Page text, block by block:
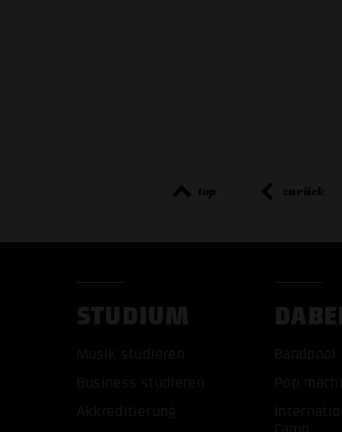
top zurück
STUDIUM
Musik studieren
Business studieren
Akkreditierung
Bandpool
Pop